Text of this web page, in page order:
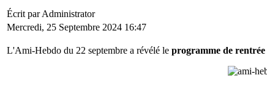
Écrit par Administrator
Mercredi, 25 Septembre 2024 16:47
L'Ami-Hebdo du 22 septembre a révélé le programme de rentrée